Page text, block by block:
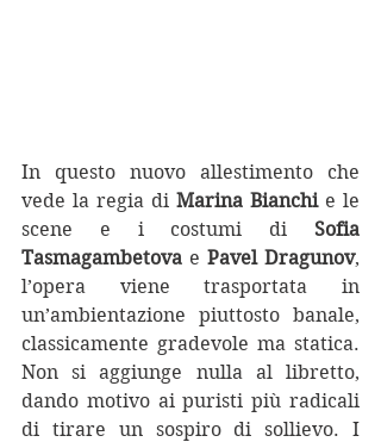
In questo nuovo allestimento che
vede la regia di Marina Bianchi e le
scene e i costumi di Sofia
Tasmagambetova e Pavel Dragunov,
l’opera viene trasportata in
un’ambientazione piuttosto banale,
classicamente gradevole ma statica.
Non si aggiunge nulla al libretto,
dando motivo ai puristi più radicali
di tirare un sospiro di sollievo. I